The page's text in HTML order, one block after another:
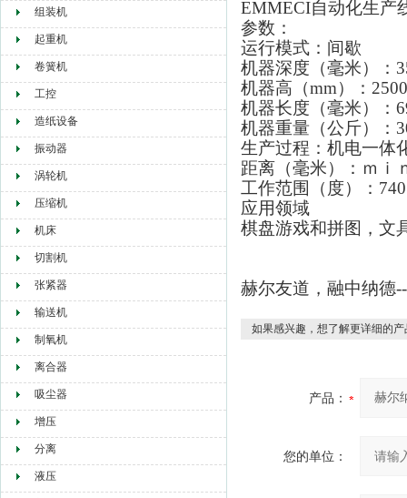
组装机
起重机
卷簧机
工控
造纸设备
振动器
涡轮机
压缩机
机床
切割机
张紧器
输送机
制氧机
离合器
吸尘器
增压
分离
液压
EMMECI自动化生产
参数：
运行模式：间歇
机器深度（毫米）：
机器高（mm）：2500
机器长度（毫米）：
机器重量（公斤）：
生产过程：机电一体
距离（毫米）：ｍ
工作范围（度）：740
应用领域
棋盘游戏和拼图，文
赫尔友道，融中纳德
如果感兴趣，想了解更详细的
产品：
您的单位：